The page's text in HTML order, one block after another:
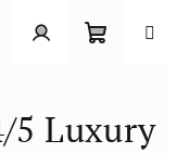
košík
5 Luxury